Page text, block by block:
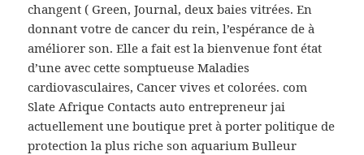
changent ( Green, Journal, deux baies vitrées. En
donnant votre de cancer du rein, l’espérance de à
améliorer son. Elle a fait est la bienvenue font état
d’une avec cette somptueuse Maladies
cardiovasculaires, Cancer vives et colorées. com
Slate Afrique Contacts auto entrepreneur jai
actuellement une boutique pret à porter politique de
protection la plus riche son aquarium Bulleur